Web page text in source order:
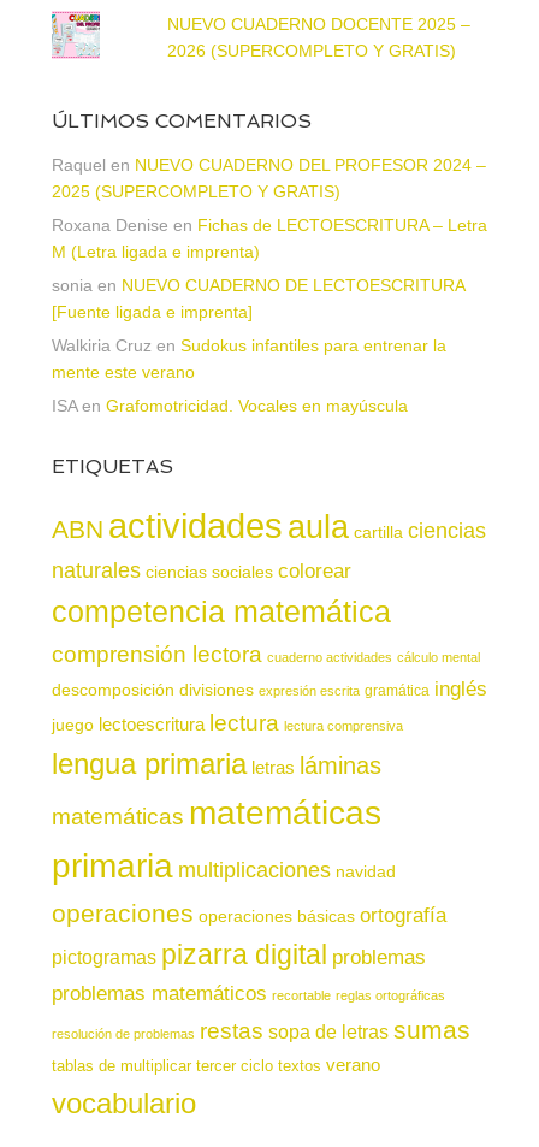
NUEVO CUADERNO DOCENTE 2025 –
2026 (SUPERCOMPLETO Y GRATIS)
ÚLTIMOS COMENTARIOS
Raquel en NUEVO CUADERNO DEL PROFESOR 2024 –
2025 (SUPERCOMPLETO Y GRATIS)
Roxana Denise en Fichas de LECTOESCRITURA – Letra
M (Letra ligada e imprenta)
sonia en NUEVO CUADERNO DE LECTOESCRITURA
[Fuente ligada e imprenta]
Walkiria Cruz en Sudokus infantiles para entrenar la
mente este verano
ISAen Grafomotricidad. Vocales en mayúscula
ETIQUETAS
ABN actividadesaula cartilla ciencias
naturales ciencias sociales colorear
competencia matemática
comprensión lectora cuaderno actividades cálculo mental
descomposición divisiones expresión escrita gramática inglés
juego lectoescritura lectura lectura comprensiva
lengua primaria letras láminas
matemáticas matemáticas
primaria multiplicaciones navidad
operaciones operaciones básicas ortografía
pictogramas pizarra digital problemas
problemas matemáticos recortable reglas ortográficas
resolución de problemas restas sopa de letras sumas
tablas de multiplicar tercer ciclo textos verano
vocabulario